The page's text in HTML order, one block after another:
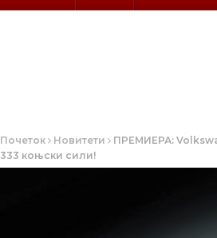
Почеток Новитети
ПРЕМИЕРА:
333 коњски сили!